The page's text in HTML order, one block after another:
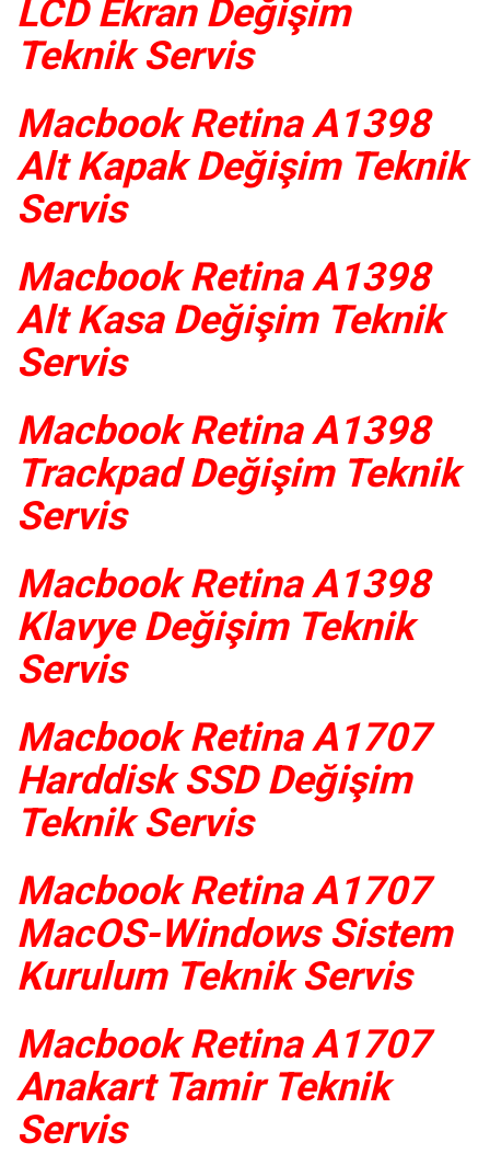
LCD Ekran Değişim
Teknik Servis
Macbook Retina A1398
Alt Kapak Değişim Teknik
Servis
Macbook Retina A1398
Alt Kasa Değişim Teknik
Servis
Macbook Retina A1398
Trackpad Değişim Teknik
Servis
Macbook Retina A1398
Klavye Değişim Teknik
Servis
Macbook Retina A1707
Harddisk SSD Değişim
Teknik Servis
Macbook Retina A1707
MacOS-Windows Sistem
Kurulum Teknik Servis
Macbook Retina A1707
Anakart Tamir Teknik
Servis